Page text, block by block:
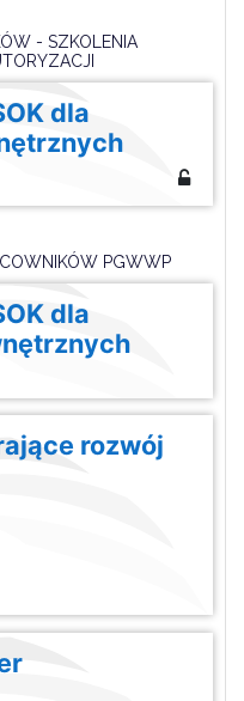
- SZKOLENIA
dla
PGWWP
dla
rozwój